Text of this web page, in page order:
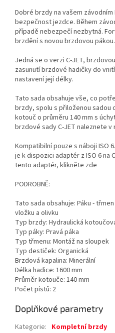
Dobré brzdy na vašem
bezpečnost jezdce. Během
případě nebezpečí nezbytná.
brzdění s novou brzdovou pákou.
Jedná se o verzi C-JET,
zasunutí brzdové hadičky do
nastavení její délky.
Tato sada obsahuje vše, co
brzdy, spolu s přiloženou sadou
kotouč o průměru 140 mm s
brzdové sady C-JET naleznete
Kompatibilní pouze s náboji ISO
je k dispozici adaptér z ISO 6 na
tento adaptér, klikněte zde
PODROBNĚ:
Tato sada obsahuje: Páku -
vložku a olivku
Typ brzdy: Hydraulická
Typ páky: Pravá páka
Typ třmenu: Montáž na sloupek
Typ destiček: Organická
Brzdová kapalina: Minerální
Délka hadice: 1600 mm
Průměr kotouče: 140 mm
Počet pístů: 2
Doplňkové parametry
Kategorie: Kompletní brzdy